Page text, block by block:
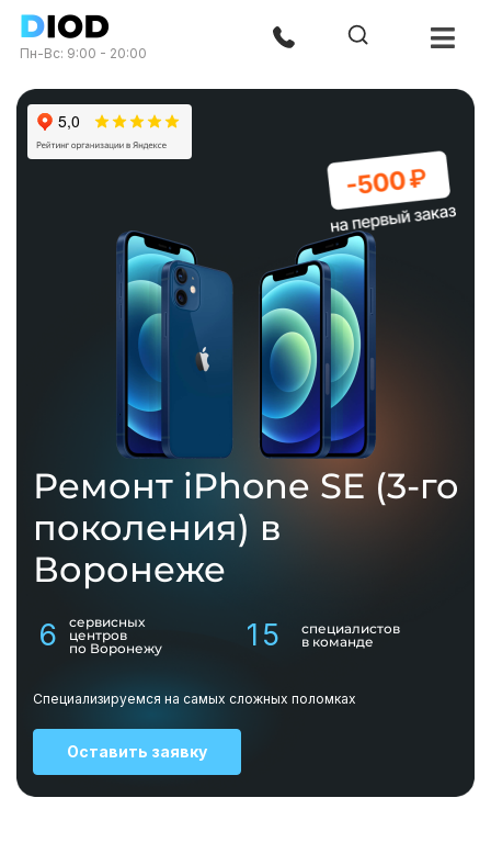
Пн-Вс: 9:00 - 20:00
Ремонт iPhone SE (3-го
поколения) в
Воронеже
6
сервисных
центров
по Воронежу
15
специалистов
в команде
Специализируемся на самых сложных поломках
Оставить заявку